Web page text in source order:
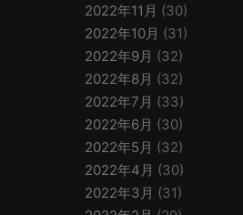
2022年11月 (30)
2022年10月 (31)
2022年9月 (32)
2022年8月 (32)
2022年7月 (33)
2022年6月 (30)
2022年5月 (32)
2022年4月 (30)
2022年3月 (31)